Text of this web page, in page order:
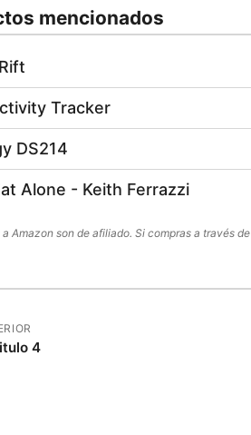
mencionados
Tracker
DS214
Alone - Keith Ferrazzi
Amazon son de afiliado. Si compras a través
4